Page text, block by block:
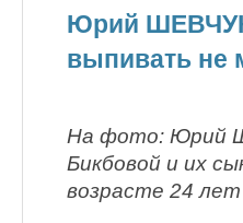
Юрий
выпивать не
На фото: Юрий
Бикбовой и их
возрасте 24